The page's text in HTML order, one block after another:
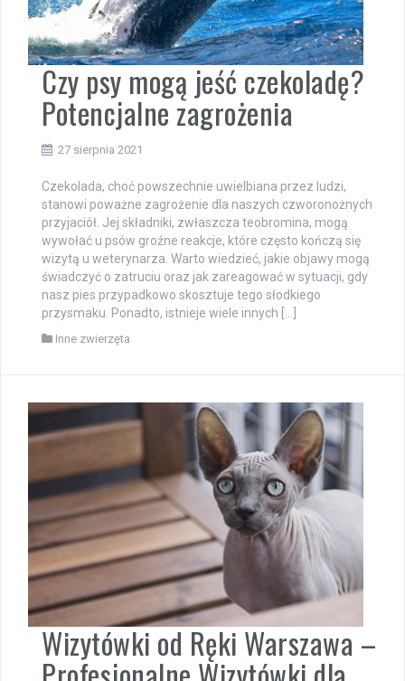
Czy psy mogą jeść czekoladę?
Potencjalne zagrożenia
27 sierpnia 2021
Czekolada, choć powszechnie uwielbiana przez ludzi,
stanowi poważne zagrożenie dla naszych czworonożnych
przyjaciół. Jej składniki, zwłaszcza teobromina, mogą
wywołać u psów groźne reakcje, które często kończą się
wizytą u weterynarza. Warto wiedzieć, jakie objawy mogą
świadczyć o zatruciu oraz jak zareagować w sytuacji, gdy
nasz pies przypadkowo skosztuje tego słodkiego
przysmaku. Ponadto, istnieje wiele innych […]
Inne zwierzęta
Wizytówki od Ręki Warszawa –